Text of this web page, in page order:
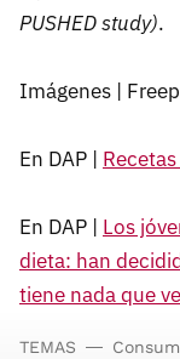
PUSHED study).
Imágenes |
En DAP |
En DAP | Los
dieta: han
tiene nada que
TEMAS